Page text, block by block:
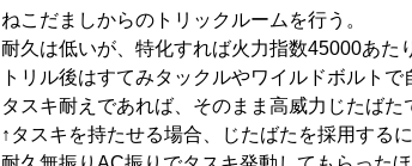
ねこだましからのトリックルームを行う。
耐久は低いが、特化すれば火力指数45000あた
トリル後はすてみタックルやワイルドボルトで
タスキ耐えであれば、そのまま高威力じたばた
↑タスキを持たせる場合、じたばたを採用する